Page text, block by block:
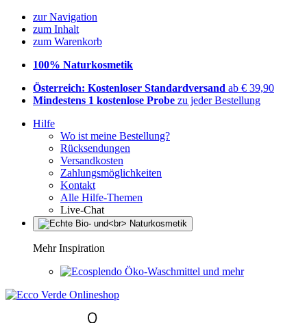
zur Navigation
zum Inhalt
zum Warenkorb
100% Naturkosmetik
Österreich: Kostenloser Standardversand ab € 39,90
Mindestens 1 kostenlose Probe zu jeder Bestellung
Hilfe
Wo ist meine Bestellung?
Rücksendungen
Versandkosten
Zahlungsmöglichkeiten
Kontakt
Alle Hilfe-Themen
Live-Chat
Mehr Inspiration
Öko-Waschmittel und mehr